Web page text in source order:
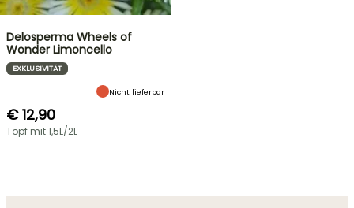
Delosperma Wheels of
Wonder Limoncello
EXKLUSIVITÄT
Nicht lieferbar
€ 12,90
Topf mit 1,5L/2L